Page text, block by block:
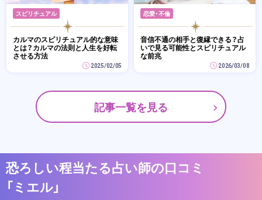
スピリチュアル
カルマのスピリチュアル的な意味
とは？カルマの法則と人生を好転
させる方法
2025/02/05
恋愛・不倫
音信不通の相手と復縁できる？占
いで見る可能性とスピリチュアル
な前兆
2026/03/08
記事一覧を見る
恐ろしい程当たる占い師の口コミ
「ミエル」